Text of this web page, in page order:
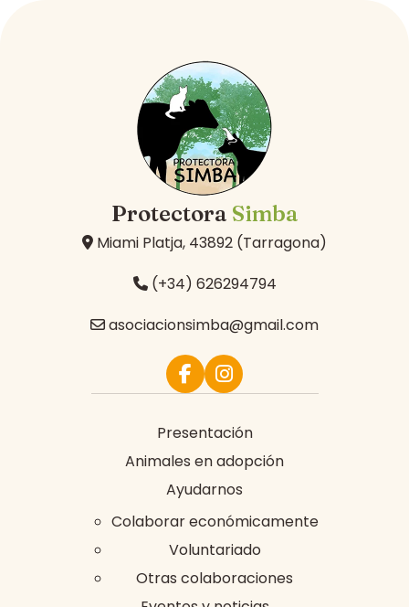
Protectora Simba
Miami Platja, 43892 (Tarragona)
(+34) 626294794
asociacionsimba@gmail.com
Presentación
Animales en adopción
Ayudarnos
Colaborar económicamente
Voluntariado
Otras colaboraciones